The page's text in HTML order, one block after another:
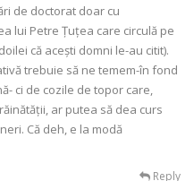
de doctorat doar cu
lui Petre Ţuţea care circulă pe
că aceşti domni le-au citit).
trebuie să ne temem-în fond
ci de cozile de topor care,
ar putea să dea curs
Că deh, e la modă
Reply